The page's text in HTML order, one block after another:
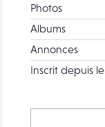
Photos
Albums
Annonces
Inscrit depuis le